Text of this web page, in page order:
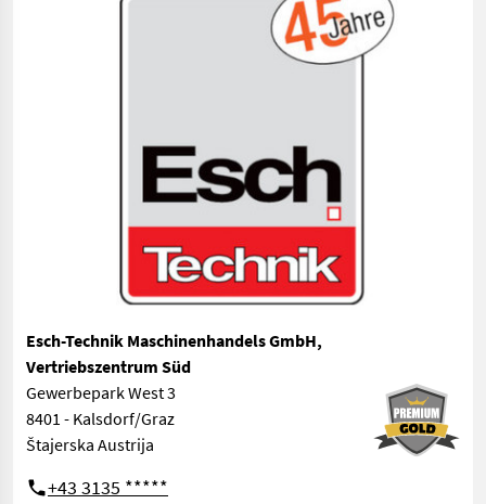
Esch-Technik Maschinenhandels GmbH,
Vertriebszentrum Süd
Gewerbepark West 3
8401 - Kalsdorf/Graz
Štajerska Austrija
+43 3135 *****